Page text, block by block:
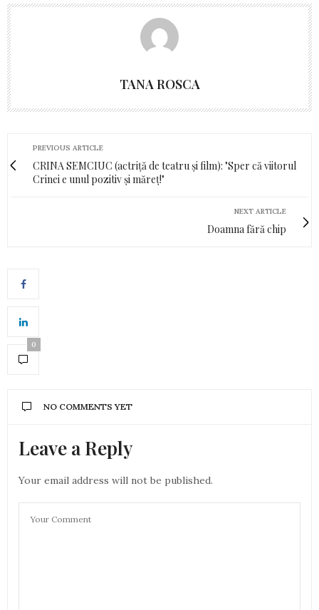
TANA ROSCA
PREVIOUS ARTICLE
CRINA SEMCIUC (actriță de teatru și film): "Sper că viitorul
Crinei e unul pozitiv și măreț!"
NEXT ARTICLE
Doamna fără chip
0
NO COMMENTS YET
Leave a Reply
Your email address will not be published.